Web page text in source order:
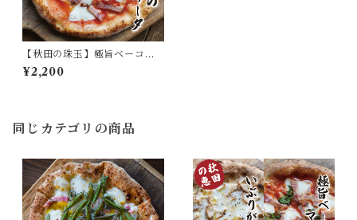
【秋田の珠玉】極旨ベーコン
のマルゲリータ
¥2,200
同じカテゴリの商品